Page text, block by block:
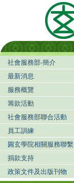
社會服務部-簡介
最新消息
服務概覽
籌款活動
社會服務部聯合活動
員工訓練
圓玄學院相關服務聯繫
捐款支持
政策文件及出版刊物